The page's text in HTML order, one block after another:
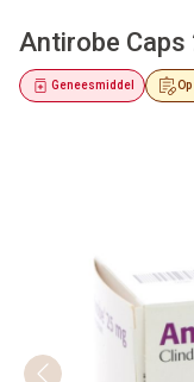
Antirobe
Geneesmiddel